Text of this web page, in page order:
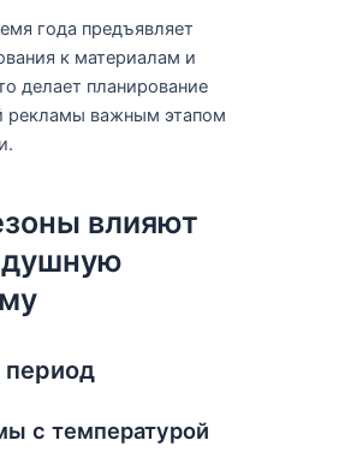
года предъявляет
к материалам и
делает планирование
рекламы важным этапом
влияют
с температурой